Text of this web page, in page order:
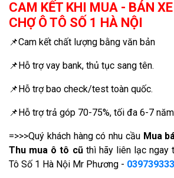
CAM KẾT KHI MUA - BÁN
CHỢ Ô TÔ SỐ 1 HÀ NỘI
📌Cam kết chất lượng bằng văn bản
📌Hỗ trợ vay bank, thủ tục sang tên.
📌Hỗ trợ bao check/test toàn quốc.
📌Hỗ trợ trả góp 70-75%, tối đa 6-7 năm
=>>>Quý khách hàng có nhu cầu Mua
Thu mua ô tô cũthì hãy liên lạc ngay
Tô Số 1 Hà Nội Mr Phương -